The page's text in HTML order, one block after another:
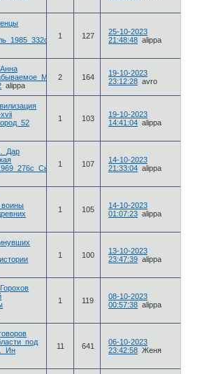
1 127
25-10-2023
21:48:48 alippa
alippa
2 164
19-10-2023
23:12:28 avro
1 103
19-10-2023
14:41:04 alippa
1 107
14-10-2023
21:33:04 alippa
воины
1 105
14-10-2023
01:07:23 alippa
1 100
13-10-2023
23:47:39 alippa
1 119
08-10-2023
00:57:38 alippa
11 641
06-10-2023
23:42:58 Женя